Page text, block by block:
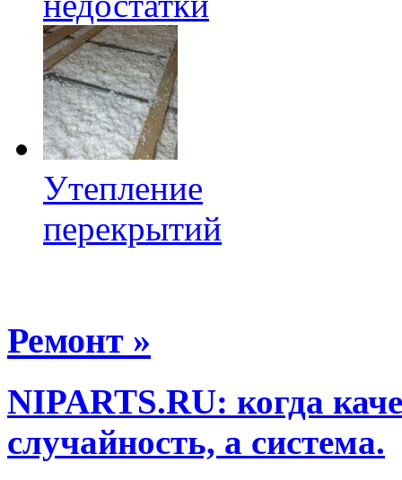
Утепление
перекрытий
Ремонт »
NIPARTS.RU: когда
случайность, а система.